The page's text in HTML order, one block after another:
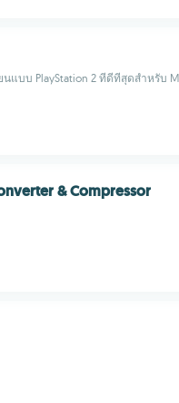
นแบบ PlayStation 2 ที่ดีที่สุดสำหรับ
& Compressor